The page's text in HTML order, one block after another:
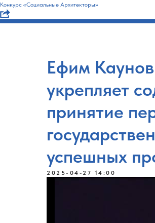
Конкурс «Социальные Архитекторы»
Ефим
укрепляет
принятие
успешных
2025-04-27 14:00